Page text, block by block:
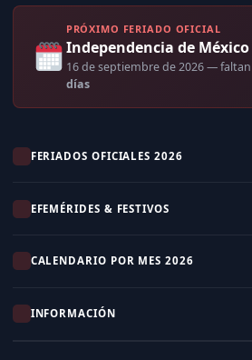
PRÓXIMO FERIADO OFICIAL
Independencia de México
16 de septiembre de 2026— faltan
días
FERIADOS OFICIALES 2026
EFEMÉRIDES & FESTIVOS
CALENDARIO POR MES 2026
INFORMACIÓN